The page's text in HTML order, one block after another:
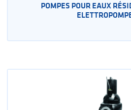
POMPES POUR EAUX